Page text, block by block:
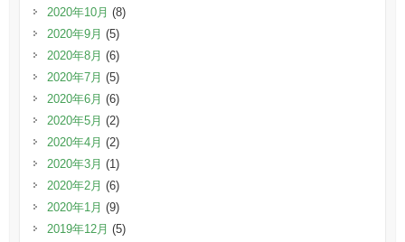
2020年10月 (8)
2020年9月 (5)
2020年8月 (6)
2020年7月 (5)
2020年6月 (6)
2020年5月 (2)
2020年4月 (2)
2020年3月 (1)
2020年2月 (6)
2020年1月 (9)
2019年12月 (5)